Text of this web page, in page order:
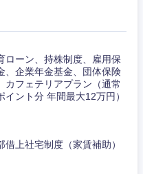
ローン、持株制度、雇用保
、企業年金基金、団体保険
カフェテリアプラン（通常
ント分 年間最大12万円）
上社宅制度（家賃補助）